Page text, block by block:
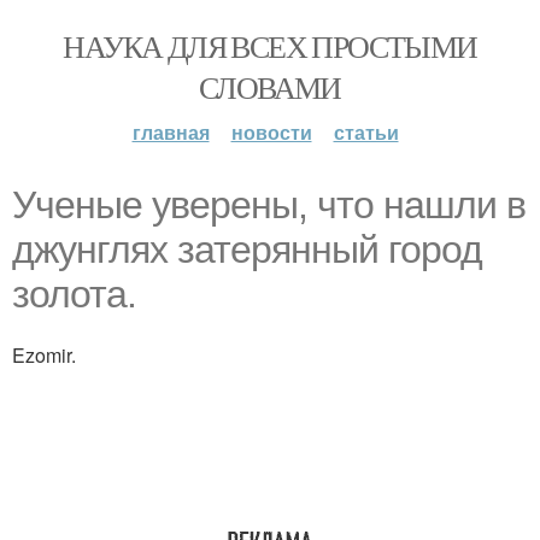
НАУКА ДЛЯ ВСЕХ ПРОСТЫМИ
СЛОВАМИ
главная новости статьи
Ученые уверены, что нашли в
джунглях затерянный город
золота.
Ezomir.